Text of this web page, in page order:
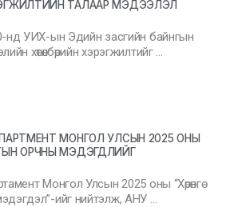
ТАЛААР МЭДЭЭЛЭЛ
нд УИХ-ын Эдийн засгийн байнгын
хөтөлбөрийн хэрэгжилтийг …
МОНГОЛ УЛСЫН 2025 ОНЫ
ОРЧНЫ МЭДЭГДЛИЙГ
Монгол Улсын 2025 оны “Хөрөнгө
ийг нийтэлж, АНУ …